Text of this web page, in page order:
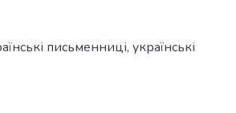
письменниці, українські